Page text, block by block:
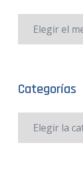
Categorías